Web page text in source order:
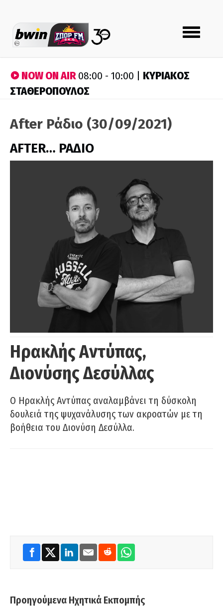
Toggle
navigation
NOW ON AIR08:00 - 10:00 | ΚΥΡΙΑΚΟΣ
ΣΤΑΘΕΡΟΠΟΥΛΟΣ
After Ράδιο (30/09/2021)
AFTER… ΡΑΔΙΟ
Ηρακλής Αντύπας,
Διονύσης Δεσύλλας
Ο Ηρακλής Αντύπας αναλαμβάνει τη δύσκολη
δουλειά της ψυχανάλυσης των ακροατών με τη
βοήθεια του Διονύση Δεσύλλα.
Προηγούμενα Ηχητικά Εκπομπής